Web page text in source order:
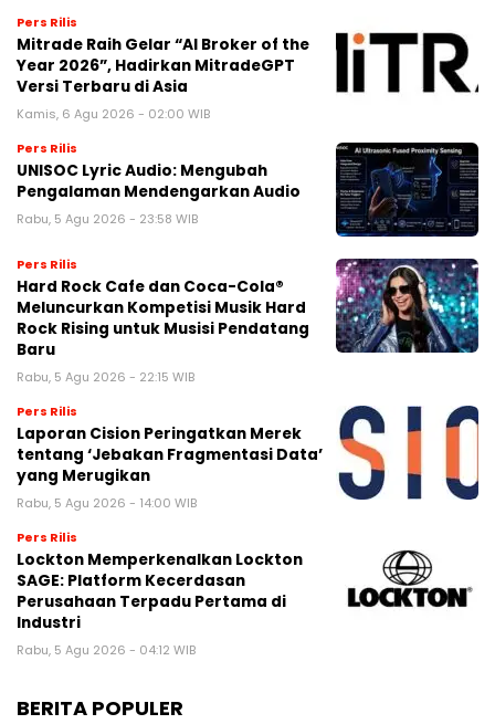
Pers Rilis
Mitrade Raih Gelar “AI Broker of the
Year 2026”, Hadirkan MitradeGPT
Versi Terbaru di Asia
Kamis, 6 Agu 2026 - 02:00 WIB
Pers Rilis
UNISOC Lyric Audio: Mengubah
Pengalaman Mendengarkan Audio
Rabu, 5 Agu 2026 - 23:58 WIB
Pers Rilis
Hard Rock Cafe dan Coca-Cola®
Meluncurkan Kompetisi Musik Hard
Rock Rising untuk Musisi Pendatang
Baru
Rabu, 5 Agu 2026 - 22:15 WIB
Pers Rilis
Laporan Cision Peringatkan Merek
tentang ‘Jebakan Fragmentasi Data’
yang Merugikan
Rabu, 5 Agu 2026 - 14:00 WIB
Pers Rilis
Lockton Memperkenalkan Lockton
SAGE: Platform Kecerdasan
Perusahaan Terpadu Pertama di
Industri
Rabu, 5 Agu 2026 - 04:12 WIB
BERITA POPULER